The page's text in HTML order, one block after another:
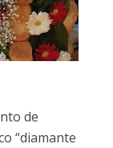
de
“diamante